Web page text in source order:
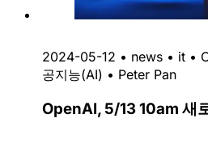
2024-05-12 • news • it •
공지능(AI) • Peter Pan
OpenAI, 5/13 10am 새